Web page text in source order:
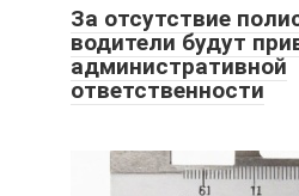
За отсутствие
водители будут
административной
ответственности